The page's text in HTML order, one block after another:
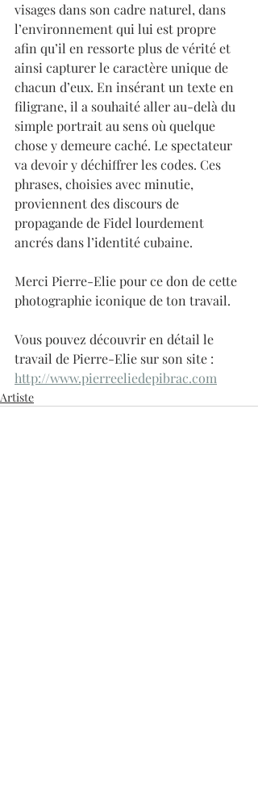
visages dans son cadre naturel, dans
l’environnement qui lui est propre
afin qu’il en ressorte plus de vérité et
ainsi capturer le caractère unique de
chacun d’eux. En insérant un texte en
filigrane, il a souhaité aller au-delà du
simple portrait au sens où quelque
chose y demeure caché. Le spectateur
va devoir y déchiffrer les codes. Ces
phrases, choisies avec minutie,
proviennent des discours de
propagande de Fidel lourdement
ancrés dans l’identité cubaine.
Merci Pierre-Elie pour ce don de cette
photographie iconique de ton travail.
Vous pouvez découvrir en détail le
travail de Pierre-Elie sur son site :
http://www.pierreeliedepibrac.com
Artiste